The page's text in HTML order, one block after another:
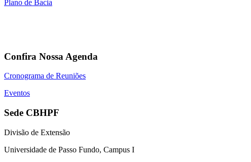
Plano de Bacia
Confira Nossa Agenda
Cronograma de Reuniões
Eventos
Sede CBHPF
Divisão de Extensão
Universidade de Passo Fundo, Campus I